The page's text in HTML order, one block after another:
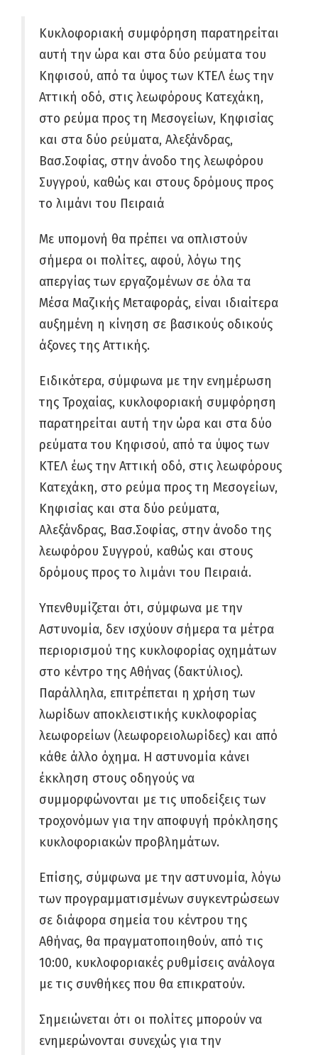
Kυκλοφοριακή συμφόρηση παρατηρείται
αυτή την ώρα και στα δύο ρεύματα του
Κηφισού, από τα ύψος των ΚΤΕΛ έως την
Αττική οδό, στις λεωφόρους Κατεχάκη,
στο ρεύμα προς τη Μεσογείων, Κηφισίας
και στα δύο ρεύματα, Αλεξάνδρας,
Βασ.Σοφίας, στην άνοδο της λεωφόρου
Συγγρού, καθώς και στους δρόμους προς
το λιμάνι του Πειραιά
Με υπομονή θα πρέπει να οπλιστούν
σήμερα οι πολίτες, αφού, λόγω της
απεργίας των εργαζομένων σε όλα τα
Μέσα Μαζικής Μεταφοράς, είναι ιδιαίτερα
αυξημένη η κίνηση σε βασικούς οδικούς
άξονες της Αττικής.
Ειδικότερα, σύμφωνα με την ενημέρωση
της Τροχαίας, κυκλοφοριακή συμφόρηση
παρατηρείται αυτή την ώρα και στα δύο
ρεύματα του Κηφισού, από τα ύψος των
ΚΤΕΛ έως την Αττική οδό, στις λεωφόρους
Κατεχάκη, στο ρεύμα προς τη Μεσογείων,
Κηφισίας και στα δύο ρεύματα,
Αλεξάνδρας, Βασ.Σοφίας, στην άνοδο της
λεωφόρου Συγγρού, καθώς και στους
δρόμους προς το λιμάνι του Πειραιά.
Υπενθυμίζεται ότι, σύμφωνα με την
Αστυνομία, δεν ισχύουν σήμερα τα μέτρα
περιορισμού της κυκλοφορίας οχημάτων
στο κέντρο της Αθήνας (δακτύλιος).
Παράλληλα, επιτρέπεται η χρήση των
λωρίδων αποκλειστικής κυκλοφορίας
λεωφορείων (λεωφορειολωρίδες) και από
κάθε άλλο όχημα. Η αστυνομία κάνει
έκκληση στους οδηγούς να
συμμορφώνονται με τις υποδείξεις των
τροχονόμων για την αποφυγή πρόκλησης
κυκλοφοριακών προβλημάτων.
Επίσης, σύμφωνα με την αστυνομία, λόγω
των προγραμματισμένων συγκεντρώσεων
σε διάφορα σημεία του κέντρου της
Αθήνας, θα πραγματοποιηθούν, από τις
10:00, κυκλοφοριακές ρυθμίσεις ανάλογα
με τις συνθήκες που θα επικρατούν.
Σημειώνεται ότι οι πολίτες μπορούν να
ενημερώνονται συνεχώς για την